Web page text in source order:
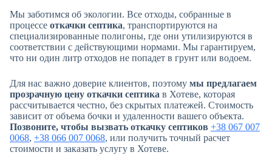
Мы заботимся об экологии. Все отходы, собранные в
процессе откачки септика, транспортируются на
специализированные полигоны, где они утилизируются в
соответствии с действующими нормами. Мы гарантируем,
что ни один литр отходов не попадет в грунт или водоем.
Для нас важно доверие клиентов, поэтому мы предлагаем
прозрачную цену откачки септика в Хотеве, которая
рассчитывается честно, без скрытых платежей. Стоимость
зависит от объема бочки и удаленности вашего объекта.
Позвоните, чтобы вызвать откачку септиков +38 067 007
0068, +38 066 007 0068, или получить точный расчет
стоимости и заказать услугу в Хотеве.